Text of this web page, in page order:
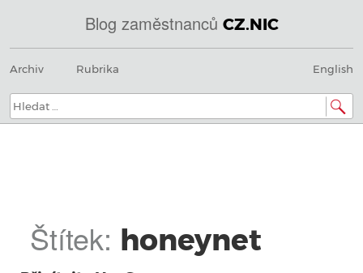
Blog zaměstnanců CZ.NIC
@
IN
SOA
nic.cz.
Menu
na
Archiv Rubrika English
Hledat:
Štítek: honeynet